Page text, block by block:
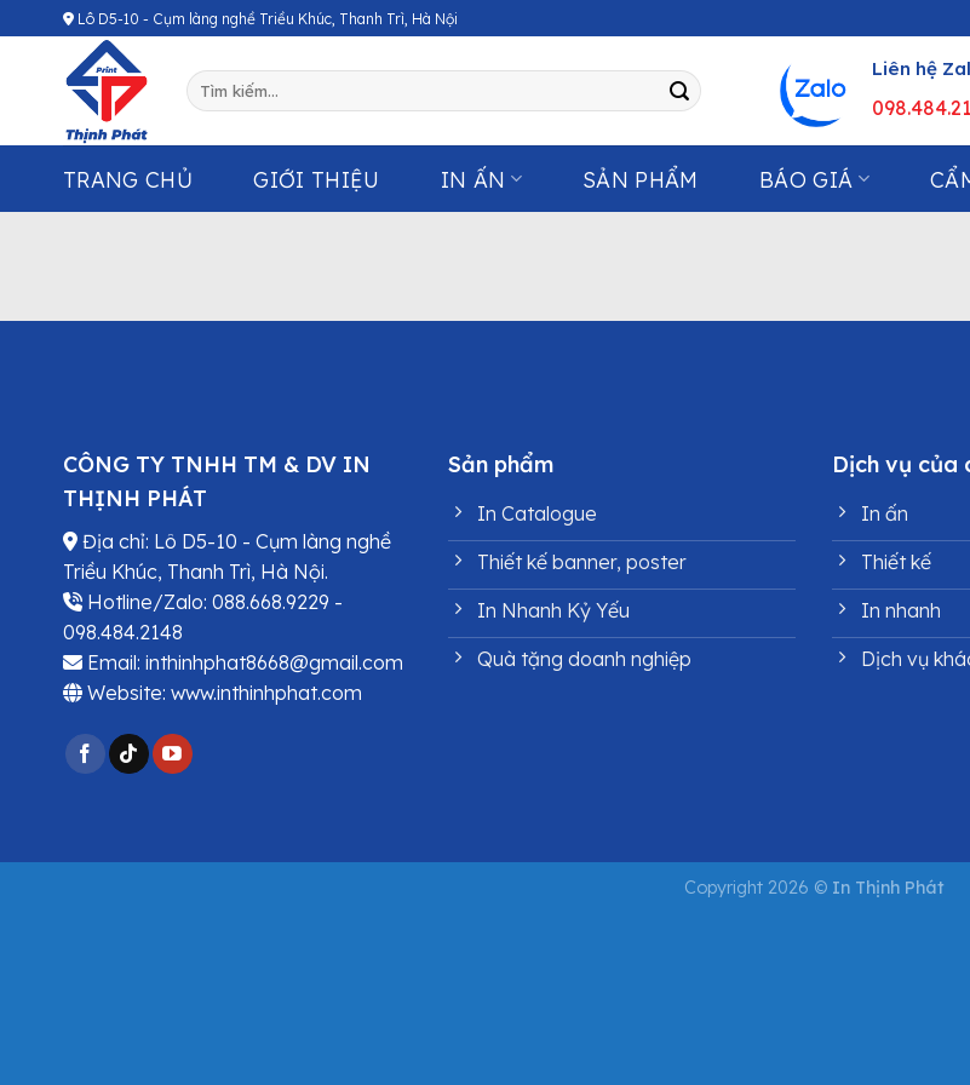
Chuyển
đến
Lô D5-10 - Cụm làng nghề Triều Khúc, Thanh Trì, Hà Nội
Tìm
kiếm:
Liên hệ
TRANG CHỦ GIỚI THIỆU IN ẤN SẢN PHẨM BÁO GIÁ
CÔNG TY TNHH TM & DV IN
THỊNH PHÁT
Địa chỉ: Lô D5-10 - Cụm làng nghề
Triều Khúc, Thanh Trì, Hà Nội.
Hotline/Zalo: 088.668.9229 -
098.484.2148
Email: inthinhphat8668@gmail.com
Website: www.inthinhphat.com
Sản phẩm
In Catalogue
Thiết kế banner, poster
In Nhanh Kỷ Yếu
Quà tặng doanh nghiệp
Dịch vụ của
In ấn
Thiết kế
In nhanh
Dịch vụ
Copyright 2026 © In Thịnh Phát